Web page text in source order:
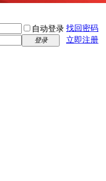
自动登录 找回密码
登录
立即注册